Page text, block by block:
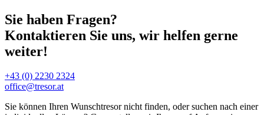
Sie haben Fragen?
Kontaktieren Sie uns, wir helfen gerne
weiter!
+43 (0) 2230 2324
office@tresor.at
Sie können Ihren Wunschtresor nicht finden, oder suchen nach einer